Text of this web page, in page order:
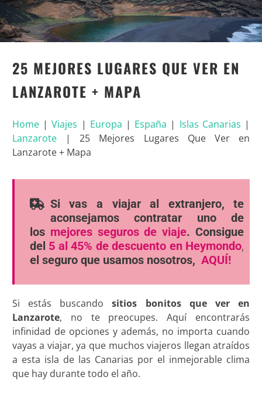
25 MEJORES LUGARES QUE VER EN
LANZAROTE + MAPA
Home|Viajes | Europa | España | Islas Canarias |
Lanzarote|25 Mejores Lugares Que Ver en
Lanzarote + Mapa
Si vas a viajar al extranjero, te
aconsejamos contratar uno de
los mejores seguros de viaje. Consigue
del 5 al 45% de descuento en Heymondo,
el seguro que usamos nosotros, AQUÍ!
Si estás buscandositios bonitos que ver en
Lanzarote, no te preocupes. Aquí encontrarás
infinidad de opciones y además, no importa cuando
vayas a viajar, ya que muchos viajeros llegan atraídos
a esta isla de las Canarias por el inmejorable clima
que hay durante todo el año.